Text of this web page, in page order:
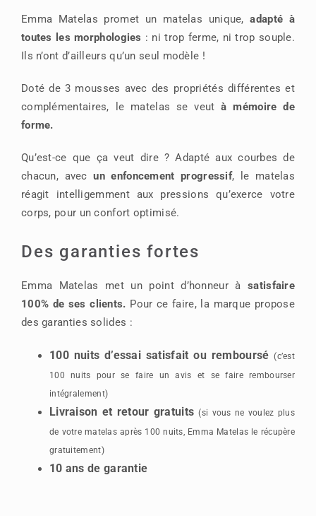
Emma Matelas promet un matelas unique,adapté à
toutes les morphologies : ni trop ferme, ni trop souple.
Ils n’ont d’ailleurs qu’un seul modèle !
Doté de 3 mousses avec des propriétés différentes et
complémentaires, le matelas se veutà mémoire de
forme.
Qu’est-ce que ça veut dire ? Adapté aux courbes de
chacun, avecun enfoncement progressif, le matelas
réagit intelligemment aux pressions qu’exerce votre
corps, pour un confort optimisé.
Des garanties fortes
Emma Matelas met un point d’honneur àsatisfaire
100% de ses clients. Pour ce faire, la marque propose
des garanties solides :
100 nuits d’essai satisfait ou remboursé (c’est
100 nuits pour se faire un avis et se faire rembourser
intégralement)
Livraison et retour gratuits (si vous ne voulez plus
de votre matelas après 100 nuits, Emma Matelas le récupère
gratuitement)
10 ans de garantie